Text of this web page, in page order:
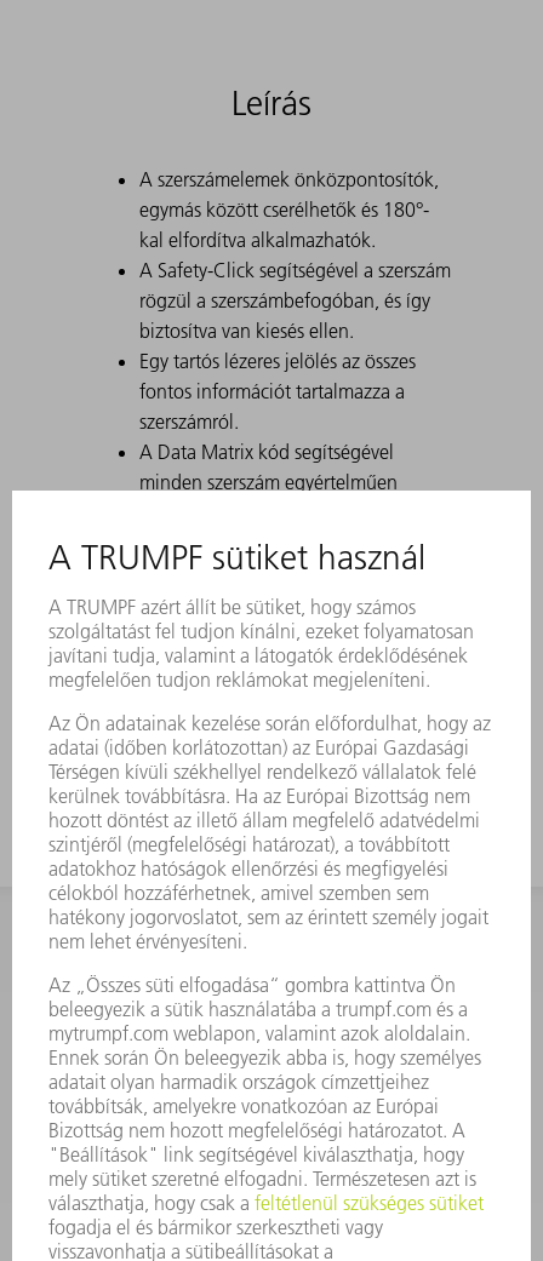
Leírás
A szerszámelemek önközpontosítók,
egymás között cserélhetők és 180°-
kal elfordítva alkalmazhatók.
A Safety-Click segítségével a szerszám
rögzül a szerszámbefogóban, és így
biztosítva van kiesés ellen.
Egy tartós lézeres jelölés az összes
fontos információt tartalmazza a
szerszámról.
A Data Matrix kód segítségével
minden szerszám egyértelműen
A megmunkálási tartományok lézerrel
edzettek.
Szerszám-módosítások kérésre
kaphatók.
FEV-vel való korcoláshoz is alkalmas
Magas dobozokhoz használja a nagy
munkamagassággal rendelkező
szerszámot
KAPCSOLAT
Szerszám
3628576045
08.00 - 16.30
szerszam@hu.trumpf.com
KAPCSOLAT
Alkatrész
3628576035
08.00 - 16.30
alkatresz@hu.trumpf.com